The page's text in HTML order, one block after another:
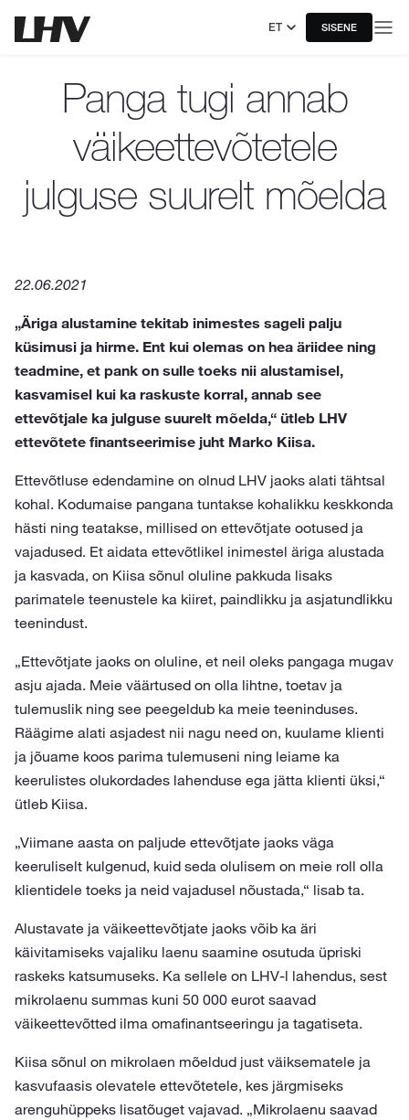
ET SISENE
Panga tugi annab
väikeettevõtetele
julguse suurelt mõelda
22.06.2021
„Äriga alustamine tekitab inimestes sageli palju
küsimusi ja hirme. Ent kui olemas on hea äriidee ning
teadmine, et pank on sulle toeks nii alustamisel,
kasvamisel kui ka raskuste korral, annab see
ettevõtjale ka julguse suurelt mõelda,“ ütleb LHV
ettevõtete finantseerimise juht Marko Kiisa.
Ettevõtluse edendamine on olnud LHV jaoks alati tähtsal
kohal. Kodumaise pangana tuntakse kohalikku keskkonda
hästi ning teatakse, millised on ettevõtjate ootused ja
vajadused. Et aidata ettevõtlikel inimestel äriga alustada
ja kasvada, on Kiisa sõnul oluline pakkuda lisaks
parimatele teenustele ka kiiret, paindlikku ja asjatundlikku
teenindust.
„Ettevõtjate jaoks on oluline, et neil oleks pangaga mugav
asju ajada. Meie väärtused on olla lihtne, toetav ja
tulemuslik ning see peegeldub ka meie teeninduses.
Räägime alati asjadest nii nagu need on, kuulame klienti
ja jõuame koos parima tulemuseni ning leiame ka
keerulistes olukordades lahenduse ega jätta klienti üksi,“
ütleb Kiisa.
„Viimane aasta on paljude ettevõtjate jaoks väga
keeruliselt kulgenud, kuid seda olulisem on meie roll olla
klientidele toeks ja neid vajadusel nõustada,“ lisab ta.
Alustavate ja väikeettevõtjate jaoks võib ka äri
käivitamiseks vajaliku laenu saamine osutuda üpriski
raskeks katsumuseks. Ka sellele on LHV-l lahendus, sest
mikrolaenu summas kuni 50 000 eurot saavad
väikeettevõtted ilma omafinantseeringu ja tagatiseta.
Kiisa sõnul on mikrolaen mõeldud just väiksematele ja
kasvufaasis olevatele ettevõtetele, kes järgmiseks
arenguhüppeks lisatõuget vajavad. „Mikrolaenu saavad